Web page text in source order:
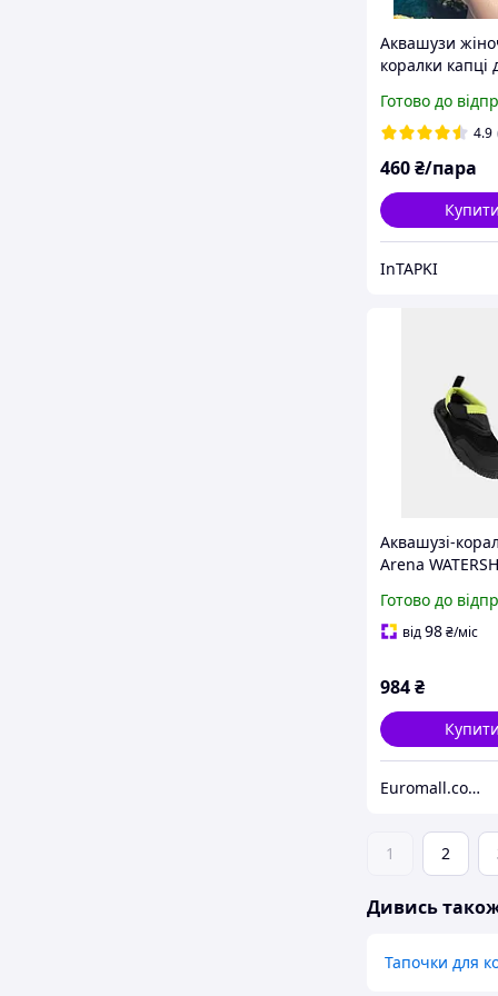
Аквашузи
коралки капці
Готово до
4.9
460₴/пара
InTAPKI
Аквашузі-
Arena
Діти 35
Готово до
від98₴/міс
984₴
Euromall.com.ua
1 2
Дивись
Тапочки для